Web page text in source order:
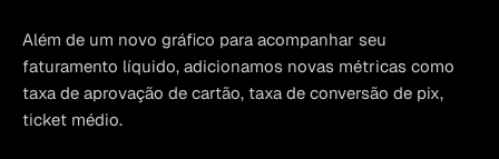
Além de um novo gráfico para acompanhar seu
faturamento líquido, adicionamos novas métricas como
taxa de aprovação de cartão, taxa de conversão de pix,
ticket médio.